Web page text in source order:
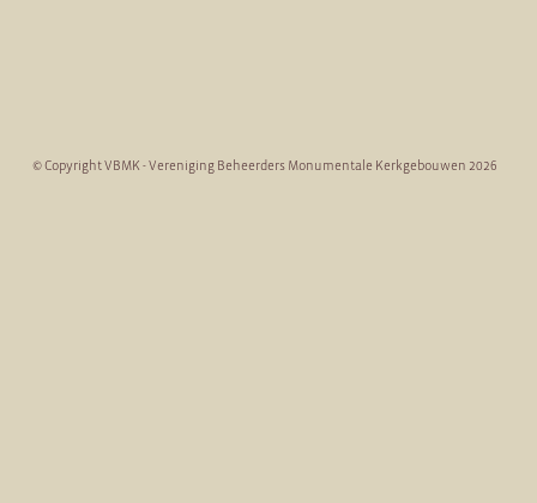
© Copyright VBMK - Vereniging Beheerders Monumentale Kerkgebouwen 2026